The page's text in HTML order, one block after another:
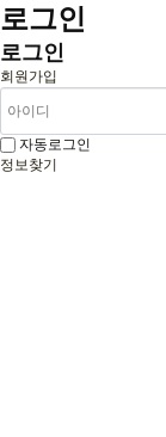
로그인
로그인
회원가입
자동로그인
정보찾기